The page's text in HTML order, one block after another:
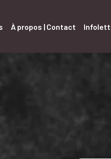
À propos | Contact